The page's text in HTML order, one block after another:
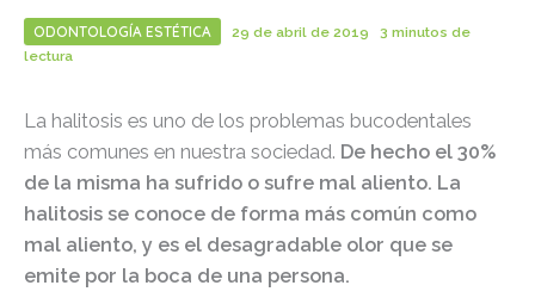
ODONTOLOGÍA ESTÉTICA 29 de abril de 2019
3 minutos de
lectura
La halitosis es uno de los problemas bucodentales
más comunes en nuestra sociedad. De hecho el 30%
de la misma ha sufrido o sufre mal aliento. La
halitosis se conoce de forma más común como
mal aliento, y es el desagradable olor que se
emite por la boca de una persona.